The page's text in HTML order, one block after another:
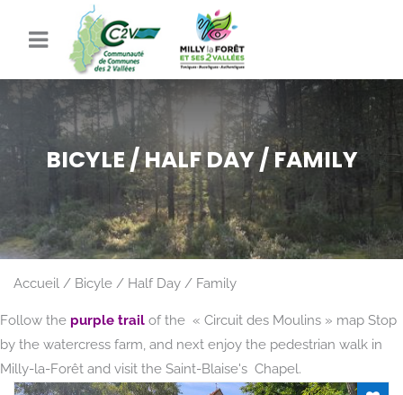
BICYLE / HALF DAY / FAMILY
Accueil Bicyle / Half Day / Family
Follow the purple trail of the « Circuit des Moulins » map Stop
by the watercress farm, and next enjoy the pedestrian walk in
Milly-la-Forêt and visit the Saint-Blaise's Chapel.